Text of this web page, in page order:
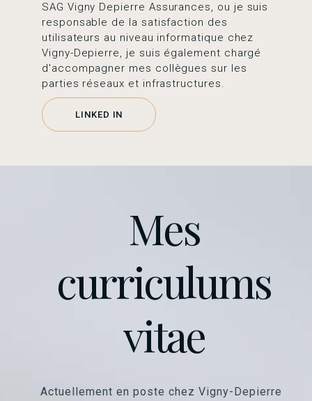
SAG Vigny Depierre Assurances, ou je suis
responsable de la satisfaction des
utilisateurs au niveau informatique chez
Vigny-Depierre, je suis également chargé
d'accompagner mes collègues sur les
parties réseaux et infrastructures.
LINKED IN
Mes
curriculums
vitae
Actuellement en poste chez Vigny-Depierre